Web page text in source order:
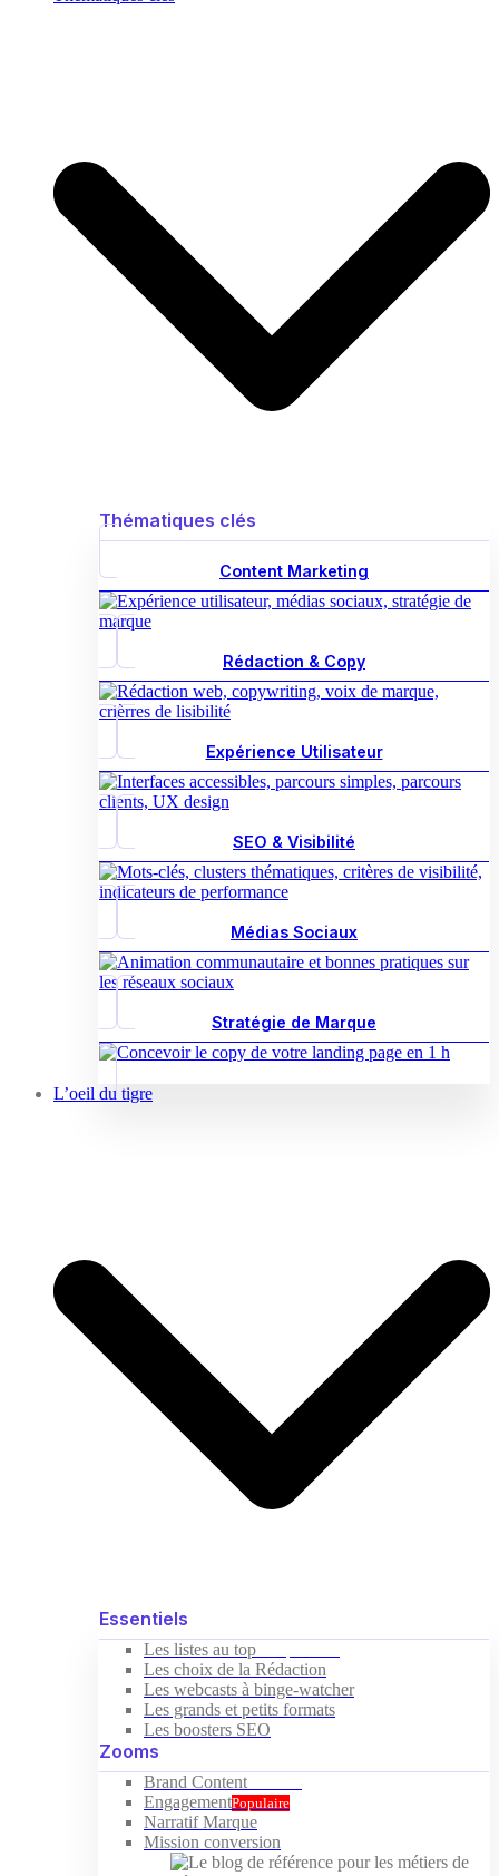
Thématiques clés
Content Marketing
Rédaction & Copy
Expérience Utilisateur
SEO & Visibilité
Médias Sociaux
Stratégie de Marque
L’oeil du tigre
Essentiels
Les listes au top
Les choix de la Rédaction
Les webcasts à binge-watcher
Les grands et petits formats
Les boosters SEO
Zooms
Brand Content
EngagementPopulaire
Narratif Marque
Mission conversion